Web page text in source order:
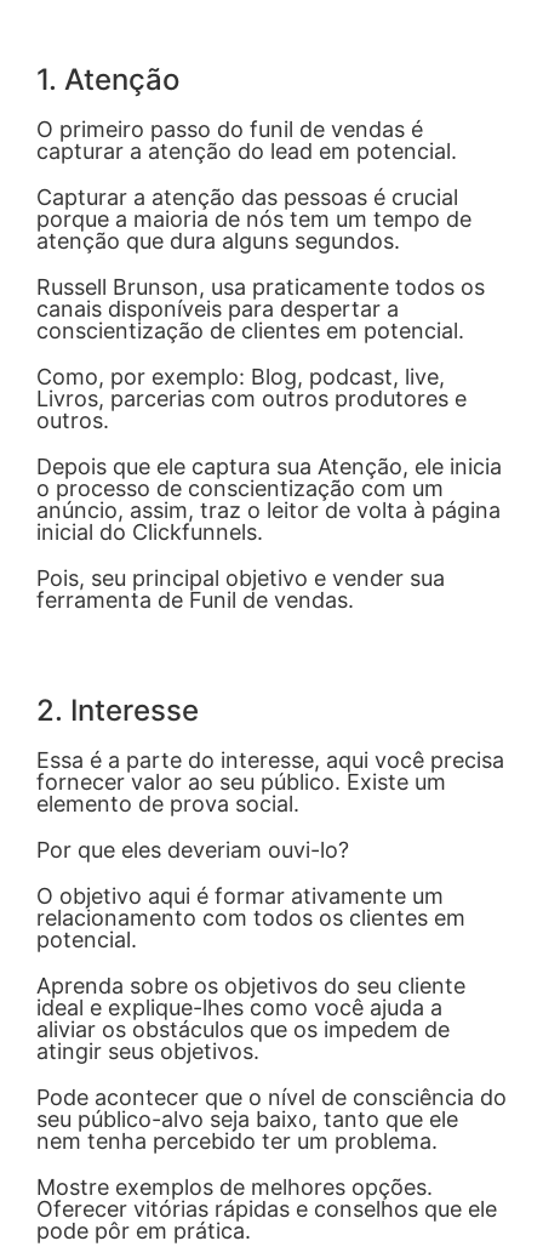
1. Atenção
O primeiro passo do funil de vendas é
capturar a atenção do lead em potencial.
Capturar a atenção das pessoas é crucial
porque a maioria de nós tem um tempo de
atenção que dura alguns segundos.
Russell Brunson, usa praticamente todos os
canais disponíveis para despertar a
conscientização de clientes em potencial.
Como, por exemplo: Blog, podcast, live,
Livros, parcerias com outros produtores e
outros.
Depois que ele captura sua Atenção, ele inicia
o processo de conscientização com um
anúncio, assim, traz o leitor de volta à página
inicial do Clickfunnels.
Pois, seu principal objetivo e vender sua
ferramenta de Funil de vendas.
2. Interesse
Essa é a parte do interesse, aqui você precisa
fornecer valor ao seu público. Existe um
elemento de prova social.
Por que eles deveriam ouvi-lo?
O objetivo aqui é formar ativamente um
relacionamento com todos os clientes em
potencial.
Aprenda sobre os objetivos do seu cliente
ideal e explique-lhes como você ajuda a
aliviar os obstáculos que os impedem de
atingir seus objetivos.
Pode acontecer que o nível de consciência do
seu público-alvo seja baixo, tanto que ele
nem tenha percebido ter um problema.
Mostre exemplos de melhores opções.
Oferecer vitórias rápidas e conselhos que ele
pode pôr em prática.